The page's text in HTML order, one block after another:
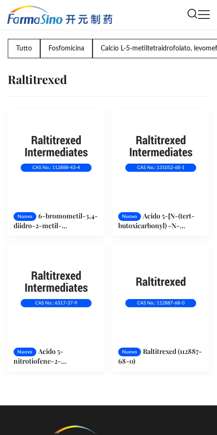
Tutto Fosfomicina Calcio L-5-metiltetraidrofolato,
Raltitrexed
Nuovo
6-bromometil-3,4-
diidro-2-metil-
Nuovo
Acido 5-[N-(tert-
butoxicarbonyl) -N-
Nuovo
Acido 5-
nitrotiofene-2-
Nuovo
Raltitrexed (112887-
68-0)